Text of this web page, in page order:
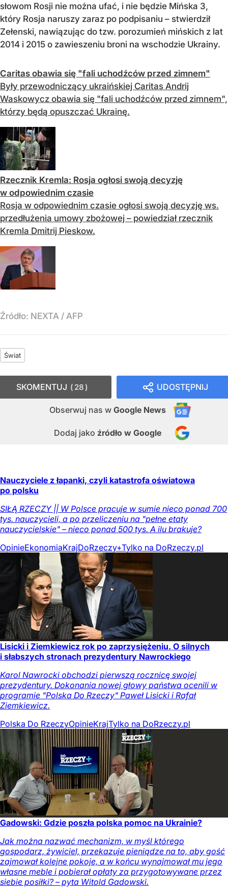
słowom Rosji nie można ufać, i nie będzie Mińska 3,
który Rosja naruszy zaraz po podpisaniu – stwierdził
Zełenski, nawiązując do tzw. porozumień mińskich z lat
2014 i 2015 o zawieszeniu broni na wschodzie Ukrainy.
Caritas obawia się "fali uchodźców przed zimnem"
Były przewodniczący ukraińskiej Caritas Andrij
Waskowycz obawia się "fali uchodźców przed zimnem",
którzy będą opuszczać Ukrainę.
Rzecznik Kremla: Rosja ogłosi swoją decyzję
w odpowiednim czasie
Rosja w odpowiednim czasie ogłosi swoją decyzję ws.
przedłużenia umowy zbożowej – powiedział rzecznik
Kremla Dmitrij Pieskow.
Źródło: NEXTA / AFP
Świat
UDOSTĘPNIJ
Obserwuj nas w Google News
Dodaj jako źródło w Google
SKOMENTUJ 28
Nauczyciele z łapanki, czyli katastrofa oświatowa
po polsku
SIŁĄ RZECZY || W Polsce pracuje w sumie nieco ponad 700
tys. nauczycieli, a po przeliczeniu na "pełne etaty
nauczycielskie" – nieco ponad 500 tys. A ilu brakuje?
OpinieEkonomiaKrajDoRzeczy+Tylko na DoRzeczy.pl
Lisicki i Ziemkiewicz rok po zaprzysiężeniu. O silnych
i słabszych stronach prezydentury Nawrockiego
Karol Nawrocki obchodzi pierwszą rocznicę swojej
prezydentury. Dokonania nowej głowy państwa ocenili w
programie "Polska Do Rzeczy" Paweł Lisicki i Rafał
Ziemkiewicz.
Polska Do RzeczyOpinieKrajTylko na DoRzeczy.pl
Gadowski: Gdzie poszła polska pomoc na Ukrainie?
Jak można nazwać mechanizm, w myśl którego
gospodarz, żywiciel, przekazuje pieniądze na to, aby gość
zajmował kolejne pokoje, a w końcu wynajmował mu jego
własne meble i pobierał opłaty za przygotowywane przez
siebie posiłki? – pyta Witold Gadowski.